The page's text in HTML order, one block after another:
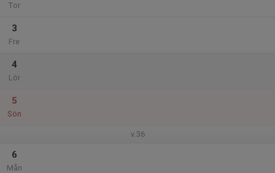
Tor
3
Fre
4
Lör
5
Sön
v.36
6
Mån